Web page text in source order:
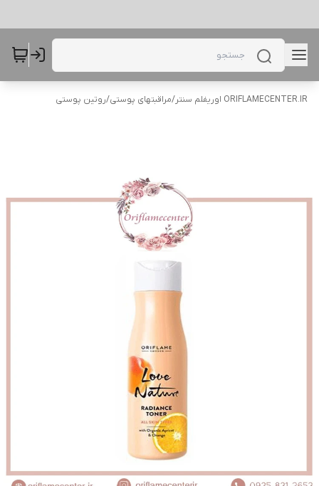
ORIFLAMECENTER.IR اوریفلم سنتر /مراقبتهای پوستی/روتین پوستی